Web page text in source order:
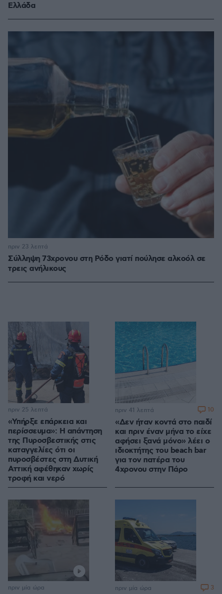
Ελλάδα
Σύλληψη 73χρονου στη Ρόδο γιατί πούλησε αλκοόλ σε
τρεις ανήλικους
πριν 23 λεπτά
«Υπήρξε επάρκεια και
περίσσευμα»: Η απάντηση
της Πυροσβεστικής στις
καταγγελίες ότι οι
πυροσβέστες στη Δυτική
Αττική αφέθηκαν χωρίς
τροφή και νερό
πριν 25 λεπτά
«Δεν ήταν κοντά στο παιδί
και πριν έναν μήνα το είχε
αφήσει ξανά μόνο» λέει ο
ιδιοκτήτης του beach bar
για τον πατέρα του
4χρονου στην Πάρο
πριν 41 λεπτά 10
πριν μία ώρα πριν μία ώρα 3